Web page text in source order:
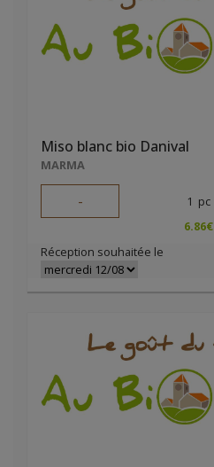
Miso blanc bio Danival
MARMA
- 1 pc
6.86€
Réception souhaitée le